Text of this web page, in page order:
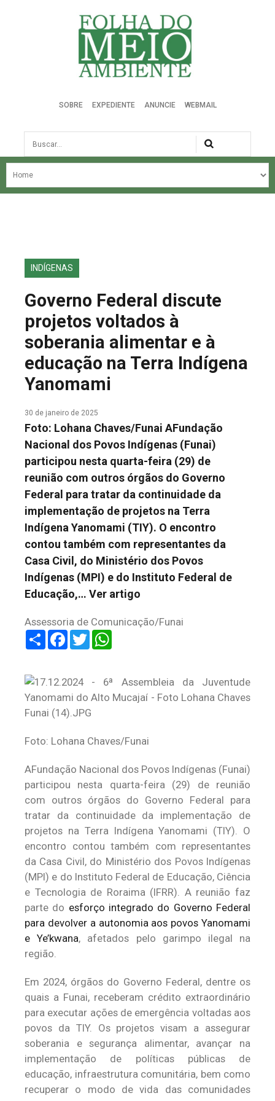
Folha do Meio Ambiente
SOBRE EXPEDIENTE ANUNCIE WEBMAIL
Busca
NOSSA HISTÓRIA
EDIÇÕES ANTERIORES
FALE CONOSCO
INDÍGENAS
Governo Federal discute
projetos voltados à
soberania alimentar e à
educação na Terra Indígena
Yanomami
30 de janeiro de 2025
Foto: Lohana Chaves/Funai AFundação
Nacional dos Povos Indígenas (Funai)
participou nesta quarta-feira (29) de
reunião com outros órgãos do Governo
Federal para tratar da continuidade da
implementação de projetos na Terra
Indígena Yanomami (TIY). O encontro
contou também com representantes da
Casa Civil, do Ministério dos Povos
Indígenas (MPI) e do Instituto Federal de
Educação,… Ver artigo
Assessoria de Comunicação/Funai
ShareFacebook
Twitter
Foto: Lohana Chaves/Funai
AFundação Nacional dos Povos Indígenas (Funai)
participou nesta quarta-feira (29) de reunião
com outros órgãos do Governo Federal para
tratar da continuidade da implementação de
projetos na Terra Indígena Yanomami (TIY). O
encontro contou também com representantes
da Casa Civil, do Ministério dos Povos Indígenas
(MPI) e do Instituto Federal de Educação, Ciência
e Tecnologia de Roraima (IFRR). A reunião faz
parte do esforço integrado do Governo Federal
para devolver a autonomia aos povos Yanomami
e Ye’kwana, afetados pelo garimpo ilegal na
região.
Em 2024, órgãos do Governo Federal, dentre os
quais a Funai, receberam crédito extraordinário
para executar ações de emergência voltadas aos
povos da TIY. Os projetos visam a assegurar
soberania e segurança alimentar, avançar na
implementação de políticas públicas de
educação, infraestrutura comunitária, bem como
recuperar o modo de vida das comunidades